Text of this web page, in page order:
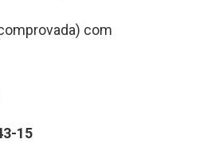
com
15